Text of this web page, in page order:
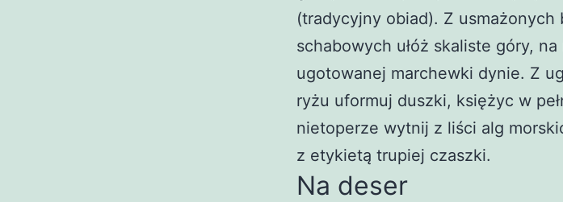
(tradycyjny obiad). Z
schabowych ułóż skaliste góry,
ugotowanej marchewki dynie. Z
ryżu uformuj duszki, księżyc w
nietoperze wytnij z liści alg
z etykietą trupiej czaszki.
Na deser